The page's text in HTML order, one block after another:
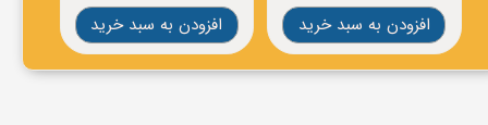
افزودن به افزودن به سبد خرید به سبد خرید